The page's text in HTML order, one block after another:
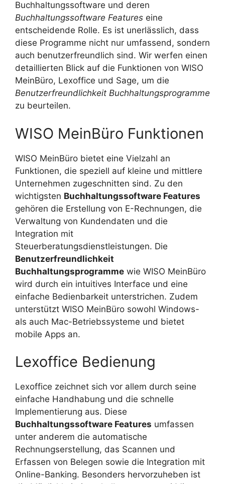
Buchhaltungssoftware und deren
Buchhaltungssoftware Features eine
entscheidende Rolle. Es ist unerlässlich, dass
diese Programme nicht nur umfassend, sondern
auch benutzerfreundlich sind. Wir werfen einen
detaillierten Blick auf die Funktionen von WISO
MeinBüro, Lexoffice und Sage, um die
Benutzerfreundlichkeit Buchhaltungsprogramme
zu beurteilen.
WISO MeinBüro Funktionen
WISO MeinBüro bietet eine Vielzahl an
Funktionen, die speziell auf kleine und mittlere
Unternehmen zugeschnitten sind. Zu den
wichtigsten Buchhaltungssoftware Features
gehören die Erstellung von E-Rechnungen, die
Verwaltung von Kundendaten und die
Integration mit
Steuerberatungsdienstleistungen. Die
Benutzerfreundlichkeit
Buchhaltungsprogramme wie WISO MeinBüro
wird durch ein intuitives Interface und eine
einfache Bedienbarkeit unterstrichen. Zudem
unterstützt WISO MeinBüro sowohl Windows-
als auch Mac-Betriebssysteme und bietet
mobile Apps an.
Lexoffice Bedienung
Lexoffice zeichnet sich vor allem durch seine
einfache Handhabung und die schnelle
Implementierung aus. Diese
Buchhaltungssoftware Features umfassen
unter anderem die automatische
Rechnungserstellung, das Scannen und
Erfassen von Belegen sowie die Integration mit
Online-Banking. Besonders hervorzuheben ist